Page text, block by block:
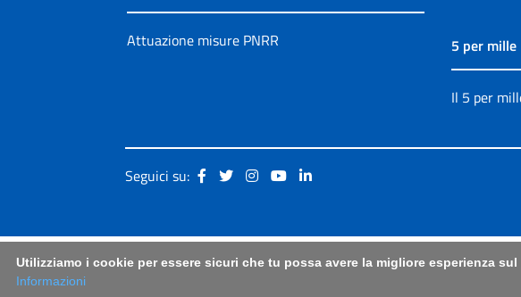
Attuazione misure PNRR 5 per mille
Il 5 per
Seguici su:
Utilizziamo i cookie per essere sicuri che tu possa avere la migliore esperienza
Informazioni